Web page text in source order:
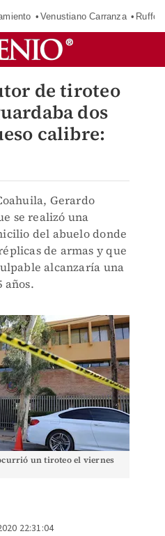
Venustiano Carranza Ruffo
de tiroteo
dos
calibre:
Gerardo
se realizó una
del abuelo donde
de armas y que
alcanzaría una
años.
un tiroteo el viernes
22:31:04